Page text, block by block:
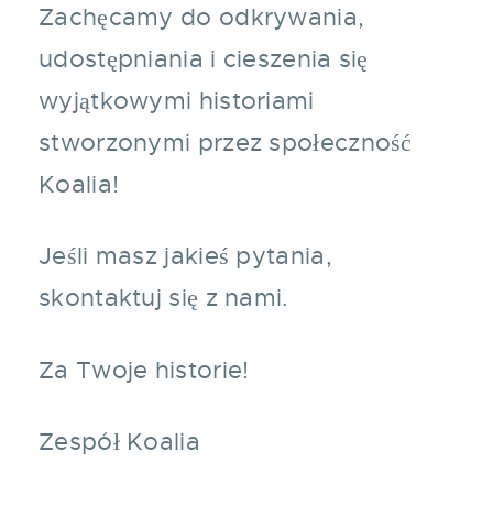
Zachęcamy do odkrywania,
udostępniania i cieszenia się
wyjątkowymi historiami
stworzonymi przez społeczność
Koalia!
Jeśli masz jakieś pytania,
skontaktuj się z nami.
Za Twoje historie!
Zespół Koalia